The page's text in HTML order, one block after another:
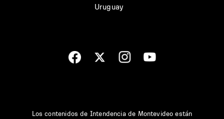
Uruguay
Los contenidos de Intendencia de Montevideo están